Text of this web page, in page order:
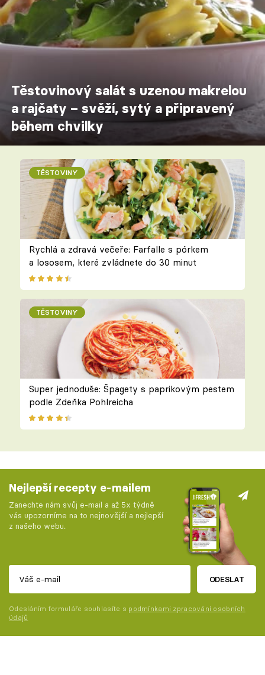
Těstovinový salát s uzenou makrelou
a rajčaty – svěží, sytý a připravený
během chvilky
TĚSTOVINY
Rychlá a zdravá večeře: Farfalle s pórkem
a lososem, které zvládnete do 30 minut
TĚSTOVINY
Super jednoduše: Špagety s paprikovým pestem
podle Zdeňka Pohlreicha
Nejlepší recepty e-mailem
Zanechte nám svůj e-mail a až 5x týdně
vás upozorníme na to nejnovější a nejlepší
z našeho webu.
ODESLAT
Odesláním formuláře souhlasíte s podmínkami zpracování osobních
údajů